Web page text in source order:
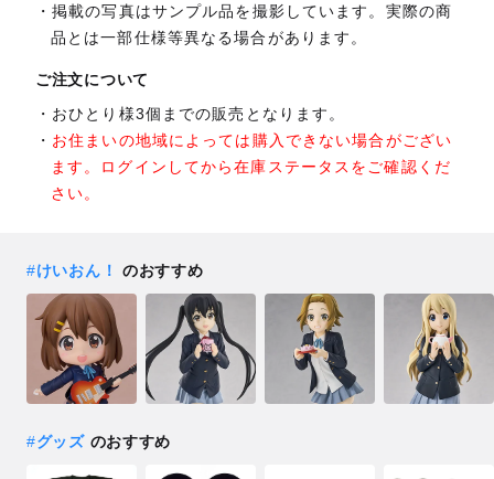
掲載の写真はサンプル品を撮影しています。実際の商
品とは一部仕様等異なる場合があります。
ご注文について
おひとり様3個までの販売となります。
お住まいの地域によっては購入できない場合がござい
ます。ログインしてから在庫ステータスをご確認くだ
さい。
#けいおん！ のおすすめ
#グッズのおすすめ